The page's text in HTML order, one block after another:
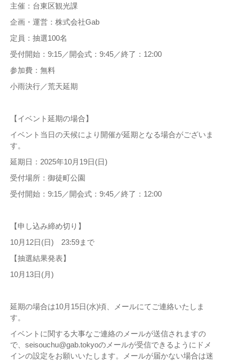
主催：台東区観光課
企画・運営：株式会社Gab
定員：抽選100名
受付開始：9:15／開会式：9:45／終了：12:00
参加費：無料
小雨決行／荒天延期
【イベント延期の場合】
イベント当日の天候により開催が延期となる場合がございま
す。
延期日：2025年10月19日(日)
受付場所：御徒町公園
受付開始：9:15／開会式：9:45／終了：12:00
【申し込み締め切り】
10月12日(日) 23:59まで
【抽選結果発表】
10月13日(月)
延期の場合は10月15日(水)頃、メールにてご連絡いたしま
す。
イベントに関する大事なご連絡のメールが送信されますの
で、seisouchu@gab.tokyoのメールが受信できるようにドメ
インの設定をお願いいたします。メールが届かない場合は迷